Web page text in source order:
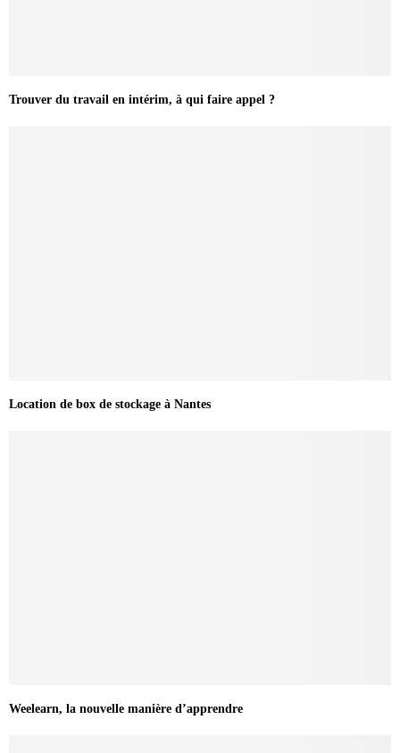
Trouver du travail en intérim, à qui faire appel ?
Location de box de stockage à Nantes
Weelearn, la nouvelle manière d’apprendre